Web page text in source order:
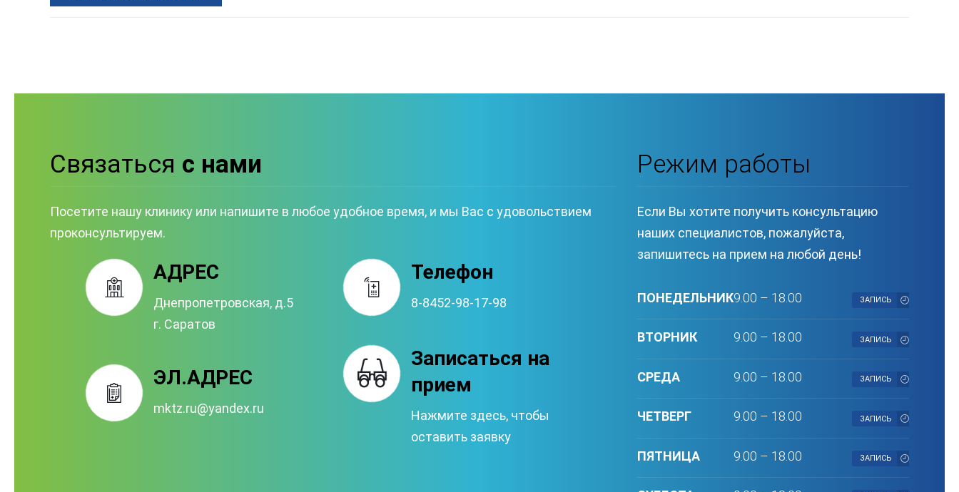
Связаться с нами
Посетите нашу клинику или напишите в любое удобное время, и мы Вас с удовольствием
проконсультируем.
АДРЕС
Днепропетровская, д.5
г. Саратов
ЭЛ.АДРЕС
mktz.ru@yandex.ru
Телефон
8-8452-98-17-98
Записаться на
прием
Нажмите здесь, чтобы
оставить заявку
Режим работы
Если Вы хотите получить консультацию
наших специалистов, пожалуйста,
запишитесь на прием на любой день!
ПОНЕДЕЛЬНИК9.00 – 18.00 ЗАПИСЬ
ВТОРНИК 9.00 – 18.00 ЗАПИСЬ
СРЕДА 9.00 – 18.00 ЗАПИСЬ
ЧЕТВЕРГ 9.00 – 18.00 ЗАПИСЬ
ПЯТНИЦА 9.00 – 18.00 ЗАПИСЬ